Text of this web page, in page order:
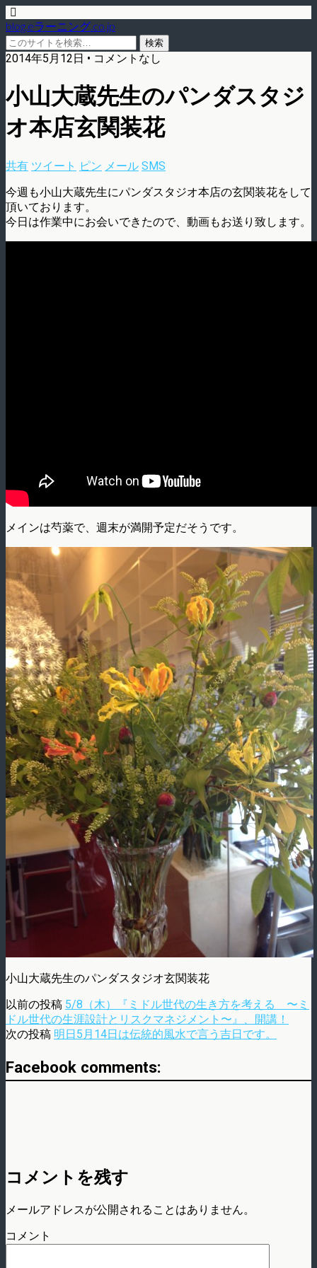
blog.eラーニング.co.jp
2014年5月12日 • コメントなし
小山大蔵先生のパンダスタジ
オ本店玄関装花
共有 ツイート ピン メール SMS
今週も小山大蔵先生にパンダスタジオ本店の玄関装花をして
頂いております。
今日は作業中にお会いできたので、動画もお送り致します。
メインは芍薬で、週末が満開予定だそうです。
小山大蔵先生のパンダスタジオ玄関装花
以前の投稿 5/8（木）『ミドル世代の生き方を考える 〜ミ
ドル世代の生涯設計とリスクマネジメント〜』、開講！
次の投稿 明日5月14日は伝統的風水で言う吉日です。
Facebook comments:
コメントを残す
メールアドレスが公開されることはありません。
コメント